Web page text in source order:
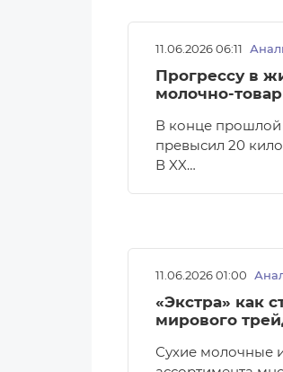
11.06.2026 06:11
Прогрессу в
молочно-
В конце прошлой
превысил 20
В XX…
11.06.2026 01:00
«Экстра» как
мирового
Сухие молочные